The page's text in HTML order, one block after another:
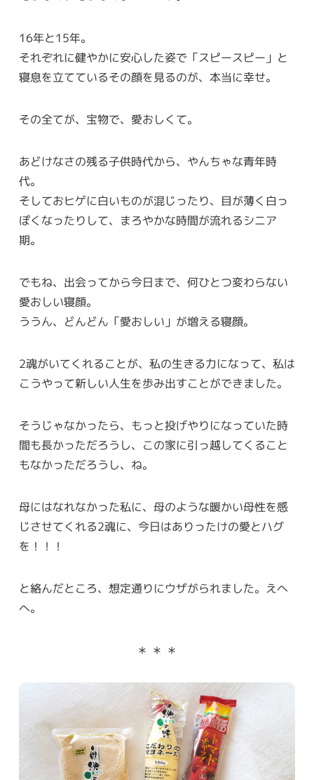
16年と15年。
それぞれに健やかに安心した姿で「スピースピー」と
寝息を立てているその顔を見るのが、本当に幸せ。
その全てが、宝物で、愛おしくて。
あどけなさの残る子供時代から、やんちゃな青年時
代。
そしておヒゲに白いものが混じったり、目が薄く白っ
ぽくなったりして、まろやかな時間が流れるシニア
期。
でもね、出会ってから今日まで、何ひとつ変わらない
愛おしい寝顔。
ううん、どんどん「愛おしい」が増える寝顔。
2魂がいてくれることが、私の生きる力になって、私は
こうやって新しい人生を歩み出すことができました。
そうじゃなかったら、もっと投げやりになっていた時
間も長かっただろうし、この家に引っ越してくること
もなかっただろうし、ね。
母にはなれなかった私に、母のような暖かい母性を感
じさせてくれる2魂に、今日はありったけの愛とハグ
を！！！
と絡んだところ、想定通りにウザがられました。えへ
へ。
＊ ＊ ＊